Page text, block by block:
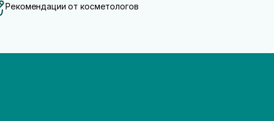
Рекомендации от косметологов